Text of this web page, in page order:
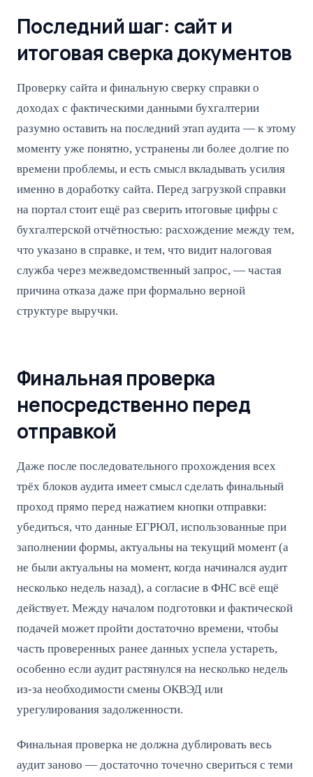
Последний шаг: сайт и
итоговая сверка документов
Проверку сайта и финальную сверку справки о
доходах с фактическими данными бухгалтерии
разумно оставить на последний этап аудита — к этому
моменту уже понятно, устранены ли более долгие по
времени проблемы, и есть смысл вкладывать усилия
именно в доработку сайта. Перед загрузкой справки
на портал стоит ещё раз сверить итоговые цифры с
бухгалтерской отчётностью: расхождение между тем,
что указано в справке, и тем, что видит налоговая
служба через межведомственный запрос, — частая
причина отказа даже при формально верной
структуре выручки.
Финальная проверка
непосредственно перед
отправкой
Даже после последовательного прохождения всех
трёх блоков аудита имеет смысл сделать финальный
проход прямо перед нажатием кнопки отправки:
убедиться, что данные ЕГРЮЛ, использованные при
заполнении формы, актуальны на текущий момент (а
не были актуальны на момент, когда начинался аудит
несколько недель назад), а согласие в ФНС всё ещё
действует. Между началом подготовки и фактической
подачей может пройти достаточно времени, чтобы
часть проверенных ранее данных успела устареть,
особенно если аудит растянулся на несколько недель
из-за необходимости смены ОКВЭД или
урегулирования задолженности.
Финальная проверка не должна дублировать весь
аудит заново — достаточно точечно свериться с теми